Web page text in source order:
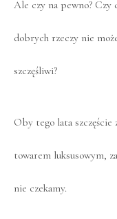
Ale czy na pewno?
dobrych rzeczy nie
szczęśliwi?
Oby tego lata szczęście
towarem luksusowym,
nie czekamy.